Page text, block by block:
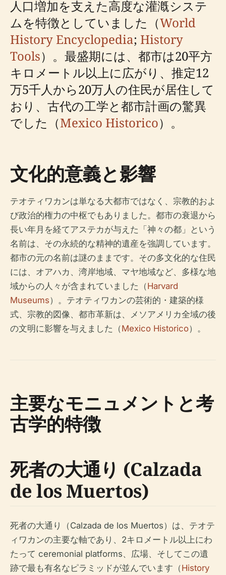
人口増加を支えた高度な灌漑システ
ムを特徴としていました（World
History Encyclopedia; History
Tools）。最盛期には、都市は20平方
キロメートル以上に広がり、推定12
万5千人から20万人の住民が居住して
おり、古代の工学と都市計画の驚異
でした（Mexico Historico）。
文化的意義と影響
テオティワカンは単なる大都市ではなく、宗教的およ
び政治的権力の中枢でもありました。都市の衰退から
長い年月を経てアステカが与えた「神々の都」という
名前は、その永続的な精神的遺産を強調しています。
都市の元の名前は謎のままです。その多文化的な住民
には、オアハカ、湾岸地域、マヤ地域など、多様な地
域からの人々が含まれていました（Harvard
Museums）。テオティワカンの芸術的・建築的様
式、宗教的図像、都市革新は、メソアメリカ全域の後
の文明に影響を与えました（Mexico Historico）。
主要なモニュメントと考
古学的特徴
死者の大通り (Calzada
de los Muertos)
死者の大通り（Calzada de los Muertos）は、テオテ
ィワカンの主要な軸であり、2キロメートル以上にわ
たって ceremonial platforms、広場、そしてこの遺
跡で最も有名なピラミッドが並んでいます（History